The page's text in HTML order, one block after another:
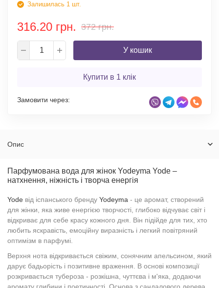
Залишилась 1 шт.
316.20 грн. 372 грн.
У кошик
Купити в 1 клік
Замовити через:
Опис
Парфумована вода для жінок Yodeyma Yode –
натхнення, ніжність і творча енергія
Yode від іспанського бренду Yodeyma - це аромат, створений
для жінки, яка живе енергією творчості, глибоко відчуває світ і
відкриває для себе красу кожного дня. Він підійде для тих, хто
любить яскравість, емоційну виразність і легкий повітряний
оптимізм в парфумі.
Верхня нота відкривається свіжим, сонячним апельсином, який
дарує бадьорість і позитивне враження. В основі композиції
розкривається тубероза - розкішна, чуттєва і м'яка, додаючи